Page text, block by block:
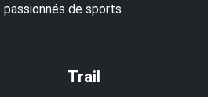
de sports
Trail